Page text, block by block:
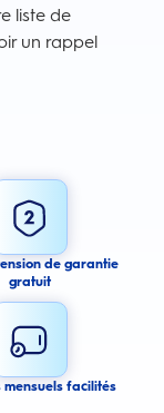
liste de
un rappel
this product.
your email address
We process your
withdraw your
time.
de garantie
gratuit
mensuels facilités